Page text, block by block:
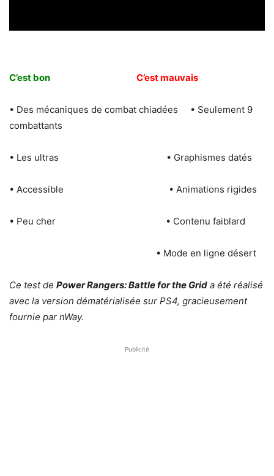
C’est bon C’est mauvais
• Des mécaniques de combat chiadées • Seulement 9
combattants
• Les ultras • Graphismes datés
• Accessible • Animations rigides
• Peu cher • Contenu faiblard
• Mode en ligne désert
Ce test de Power Rangers: Battle for the Grid a été réalisé
avec la version dématérialisée sur PS4, gracieusement
fournie par nWay.
Publicité